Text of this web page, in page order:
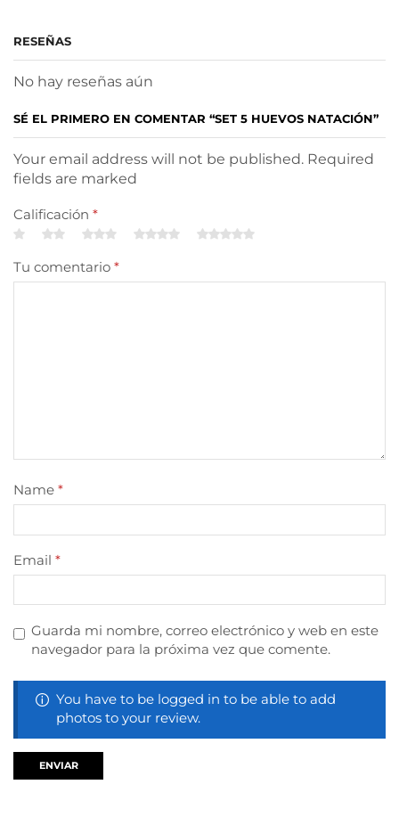
RESEÑAS
No hay reseñas aún
SÉ EL PRIMERO EN COMENTAR “SET 5 HUEVOS NATACIÓN”
Your email address will not be published. Required
fields are marked
Calificación *
Tu comentario *
Name *
Email *
Guarda mi nombre, correo electrónico y web en este
navegador para la próxima vez que comente.
You have to be logged in to be able to add
photos to your review.